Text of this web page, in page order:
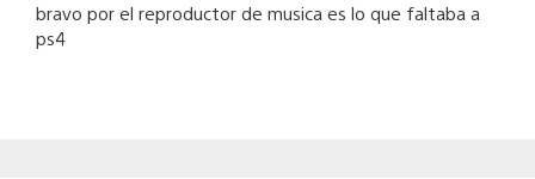
bravo por el reproductor de musica es lo que faltaba a
ps4